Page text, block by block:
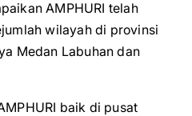
AMPHURI telah
wilayah di provinsi
Medan Labuhan dan
baik di pusat